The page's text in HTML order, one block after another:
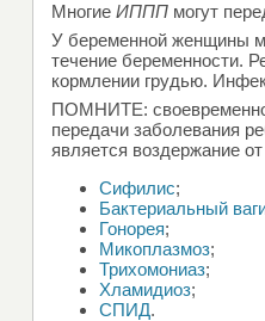
Многие ИППП могут
У беременной женщины
течение беременности.
кормлении грудью.
ПОМНИТЕ:
передачи заболевания
является воздержание
Сифилис;
Бактериальный
Гонорея;
Микоплазмоз;
Трихомониаз;
Хламидиоз;
СПИД.